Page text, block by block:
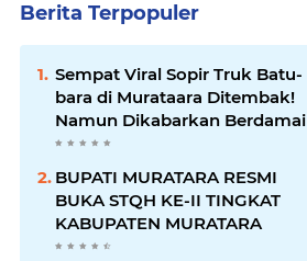
Berita Terpopuler
Sempat Viral Sopir Truk Batu-
bara di Murataara Ditembak!
Namun Dikabarkan Berdamai
BUPATI MURATARA RESMI
BUKA STQH KE-II TINGKAT
KABUPATEN MURATARA